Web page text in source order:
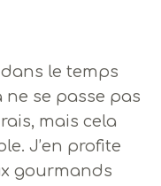
le temps
ne se passe pas
mais cela
J’en profite
gourmands